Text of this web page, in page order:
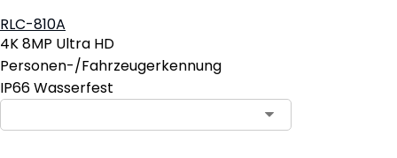
RLC-810A
4K 8MP Ultra HD
Personen-/Fahrzeugerkennung
IP66 Wasserfest